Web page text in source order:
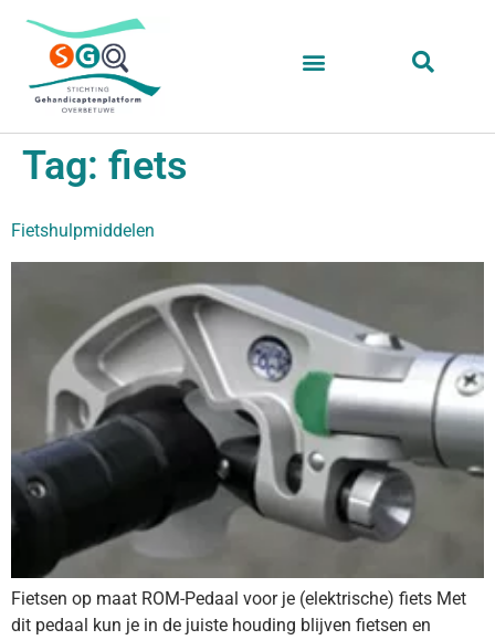
Tag: fiets
Fietshulpmiddelen
Fietsen op maat ROM-Pedaal voor je (elektrische) fiets Met
dit pedaal kun je in de juiste houding blijven fietsen en